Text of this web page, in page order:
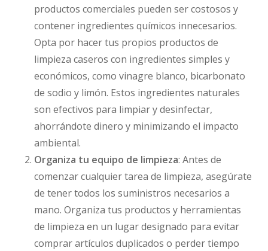
productos comerciales pueden ser costosos y
contener ingredientes químicos innecesarios.
Opta por hacer tus propios productos de
limpieza caseros con ingredientes simples y
económicos, como vinagre blanco, bicarbonato
de sodio y limón. Estos ingredientes naturales
son efectivos para limpiar y desinfectar,
ahorrándote dinero y minimizando el impacto
ambiental.
Organiza tu equipo de limpieza: Antes de
comenzar cualquier tarea de limpieza, asegúrate
de tener todos los suministros necesarios a
mano. Organiza tus productos y herramientas
de limpieza en un lugar designado para evitar
comprar artículos duplicados o perder tiempo